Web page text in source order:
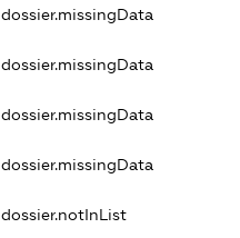
dossier.missingData
dossier.missingData
dossier.missingData
dossier.missingData
dossier.notInList